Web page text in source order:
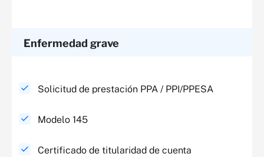
Enfermedad grave
Solicitud de prestación PPA / PPI/PPESA
Modelo 145
Certificado de titularidad de cuenta